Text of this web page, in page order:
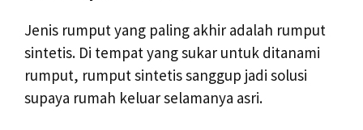
Jenis rumput yang paling akhir adalah rumput
sintetis. Di tempat yang sukar untuk ditanami
rumput, rumput sintetis sanggup jadi solusi
supaya rumah keluar selamanya asri.